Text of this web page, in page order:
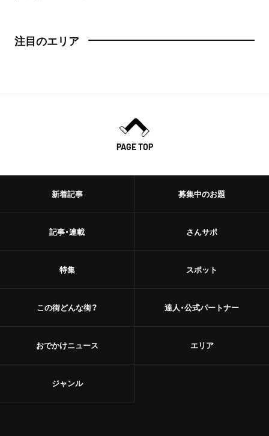
注目のエリア
PAGE TOP
新着記事
記事・連載
特集
この街どんな街？
おでかけニュース
募集中のお題
さんサポ
スポット
達人・公式パートナー
エリア
ジャンル